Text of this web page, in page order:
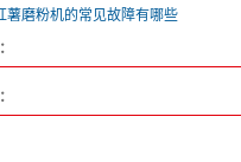
薯磨粉机的常见故障有哪些